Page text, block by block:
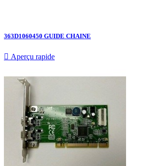
363D1060450 GUIDE CHAINE
 Aperçu rapide